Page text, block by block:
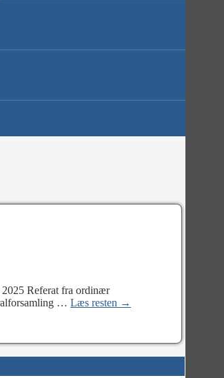
2025 Referat fra ordinær
… Læs resten →